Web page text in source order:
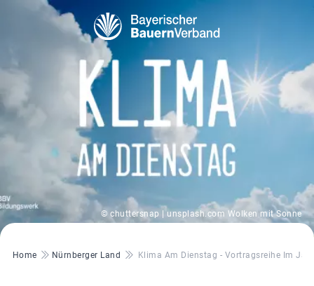
© chuttersnap | unsplash.com Wolken mit Sonne
Pfadnavigation
Home Nürnberger Land Klima Am Dienstag - Vortragsreihe Im